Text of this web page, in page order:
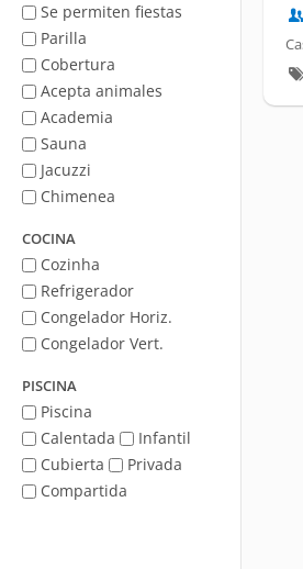
Se permiten fiestas
Parilla
Cobertura
Acepta animales
Academia
Sauna
Jacuzzi
Chimenea
COCINA
Cozinha
Refrigerador
Congelador Horiz.
Congelador Vert.
PISCINA
Piscina
Calentada
Infantil
Cubierta
Privada
Compartida